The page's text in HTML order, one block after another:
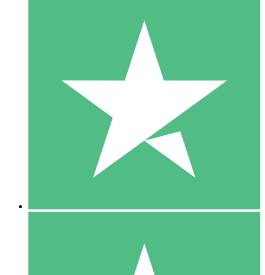
Individuelle Credit-Pakete
Zahlen Sie nach Bedarf mit Download-Credits. Keine
monatliche Verpflichtung erforderlich.
10 00
10 Downloads
20 00